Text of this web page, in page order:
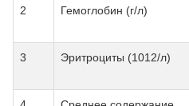
2 Гемоглобин (г/л)
3 Эритроциты (1012/л)